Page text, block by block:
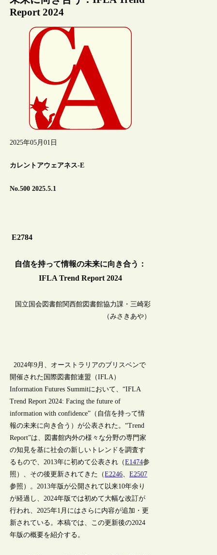
Report 2024
2025年05月01日
カレントアウェアネス-E
No.500 2025.5.1
E2784
自信を持って情報の未来に向き合う：
IFLA Trend Report 2024
国立国会図書館関西館図書館協力課・三崎彩
（みさきあや）
2024年9月、オーストラリアのブリスベンで
開催された国際図書館連盟（IFLA）
Information Futures Summitにおいて、“IFLA
Trend Report 2024: Facing the future of
information with confidence”（自信を持って情
報の未来に向き合う）が公表された。“Trend
Report”は、図書館内外の様々な分野の専門家
の知見を基に社会の新しいトレンドを調査す
るもので、2013年に初めて公表され（E1474参
照）、その後更新されてきた（E2246、E2507
参照）。2013年版が公開されて以来10年余り
が経過し、2024年版では初めて大幅な改訂が
行われ、2025年1月にはさらに内容が追加・更
新されている。本稿では、この更新後の2024
年版の概要を紹介する。